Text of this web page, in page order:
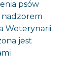
psów
nadzorem
Weterynarii
jest